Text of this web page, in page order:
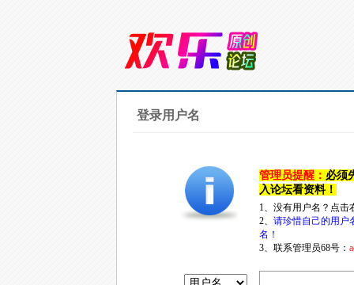
登录用户名
管理员提醒： 必须
入论坛看资料！
1、没有用户名？点
2、 请珍惜自己的用户
名！
3、联系管理员68号：